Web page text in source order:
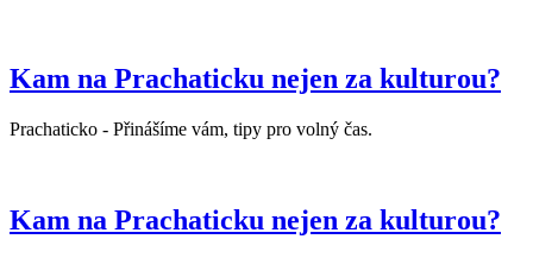
Kam na Prachaticku nejen za kulturou?
Prachaticko - Přinášíme vám, tipy pro volný čas.
Kam na Prachaticku nejen za kulturou?